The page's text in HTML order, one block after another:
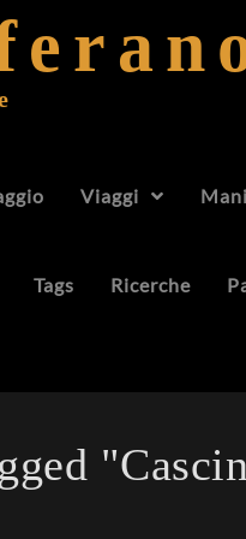
Viaggi
Tags Ricerche